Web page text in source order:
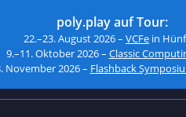
poly.play auf Tour:
22.–23. August 2026 – VCFe in
9.–11. Oktober 2026 – Classic
November 2026 – Flashback